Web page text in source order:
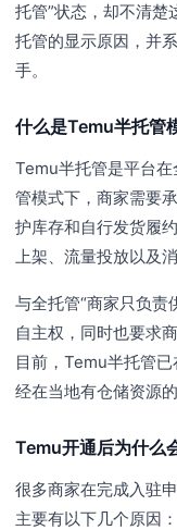
托管”状态，却不清
托管的显示原因，并
手。
什么是Temu半托管
Temu半托管是平台
管模式下，商家需要
护库存和自行发货履
上架、流量投放以及
与全托管“商家只负责
自主权，同时也要求
目前，Temu半托管
经在当地有仓储资源的
Temu开通后为什么
很多商家在完成入驻
主要有以下几个原因：